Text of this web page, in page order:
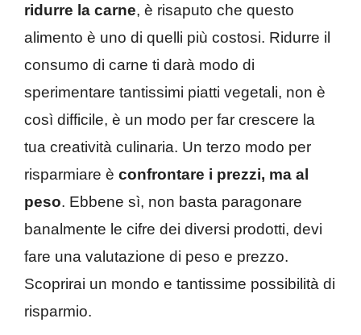
ridurre la carne, è risaputo che questo
alimento è uno di quelli più costosi. Ridurre il
consumo di carne ti darà modo di
sperimentare tantissimi piatti vegetali, non è
così difficile, è un modo per far crescere la
tua creatività culinaria. Un terzo modo per
risparmiare è confrontare i prezzi, ma al
peso. Ebbene sì, non basta paragonare
banalmente le cifre dei diversi prodotti, devi
fare una valutazione di peso e prezzo.
Scoprirai un mondo e tantissime possibilità di
risparmio.